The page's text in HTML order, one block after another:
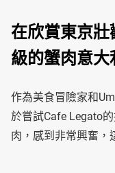
在欣賞東京
級的蟹肉意大
作為美食冒險家和
於嘗試Cafe Legato
肉，感到非常興奮，